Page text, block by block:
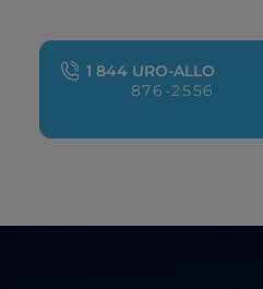
1 844 URO-ALLO
876-2556